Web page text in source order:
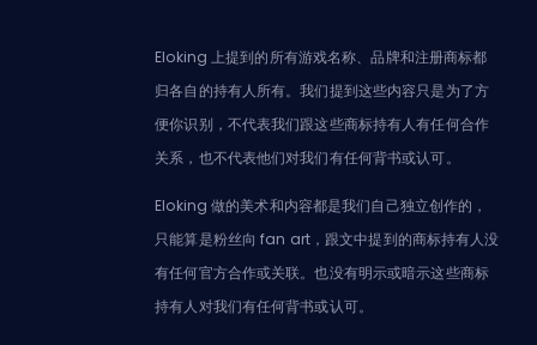
Eloking 上提到的所有游戏名称、品牌和注册商标都
归各自的持有人所有。我们提到这些内容只是为了方
便你识别，不代表我们跟这些商标持有人有任何合作
关系，也不代表他们对我们有任何背书或认可。
Eloking 做的美术和内容都是我们自己独立创作的，
只能算是粉丝向 fan art，跟文中提到的商标持有人没
有任何官方合作或关联。也没有明示或暗示这些商标
持有人对我们有任何背书或认可。